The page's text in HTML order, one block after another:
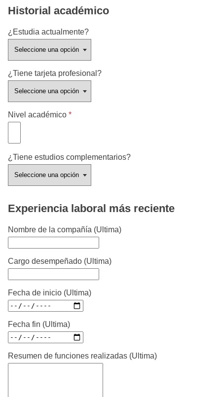
Historial académico
¿Estudia actualmente?
¿Tiene tarjeta profesional?
Nivel académico *
¿Tiene estudios complementarios?
Experiencia laboral más reciente
Nombre de la compañía (Ultima)
Cargo desempeñado (Ultima)
Fecha de inicio (Ultima)
Fecha fin (Ultima)
Resumen de funciones realizadas (Ultima)